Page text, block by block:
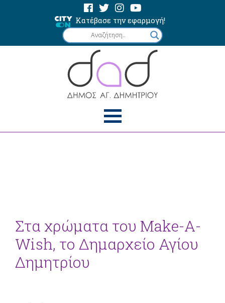
Κατέβασε την εφαρμογή!
Στα χρώματα του Make-A-
Wish, το Δημαρχείο Αγίου
Δημητρίου